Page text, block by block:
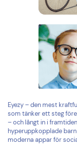
Eyezy – den mest
som tänker ett steg
– och långt in i
hyperuppkopplade
moderna appar för